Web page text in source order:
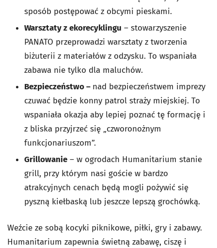
sposób postępować z obcymi pieskami.
Warsztaty z ekorecyklingu – stowarzyszenie
PANATO przeprowadzi warsztaty z tworzenia
biżuterii z materiałów z odzysku. To wspaniała
zabawa nie tylko dla maluchów.
Bezpieczeństwo – nad bezpieczeństwem imprezy
czuwać będzie konny patrol straży miejskiej. To
wspaniała okazja aby lepiej poznać tę formację i
z bliska przyjrzeć się „czworonożnym
funkcjonariuszom”.
Grillowanie – w ogrodach Humanitarium stanie
grill, przy którym nasi goście w bardzo
atrakcyjnych cenach będą mogli pożywić się
pyszną kiełbaską lub jeszcze lepszą grochówką.
Weźcie ze sobą kocyki piknikowe, piłki, gry i zabawy.
Humanitarium zapewnia świetną zabawę, ciszę i